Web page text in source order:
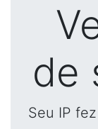
de
Seu IP